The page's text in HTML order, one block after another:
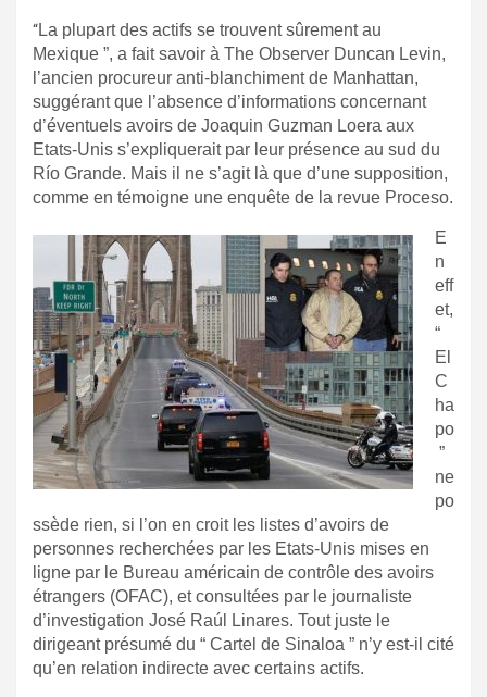
“La plupart des actifs se trouvent sûrement au
Mexique ”, a fait savoir à The Observer Duncan Levin,
l’ancien procureur anti-blanchiment de Manhattan,
suggérant que l’absence d’informations concernant
d’éventuels avoirs de Joaquin Guzman Loera aux
Etats-Unis s’expliquerait par leur présence au sud du
Río Grande. Mais il ne s’agit là que d’une supposition,
comme en témoigne une enquête de la revue Proceso.
E
n
eff
et,
“
El
C
ha
po
”
ne
po
ssède rien, si l’on en croit les listes d’avoirs de
personnes recherchées par les Etats-Unis mises en
ligne par le Bureau américain de contrôle des avoirs
étrangers (OFAC), et consultées par le journaliste
d’investigation José Raúl Linares. Tout juste le
dirigeant présumé du “ Cartel de Sinaloa ” n’y est-il cité
qu’en relation indirecte avec certains actifs.